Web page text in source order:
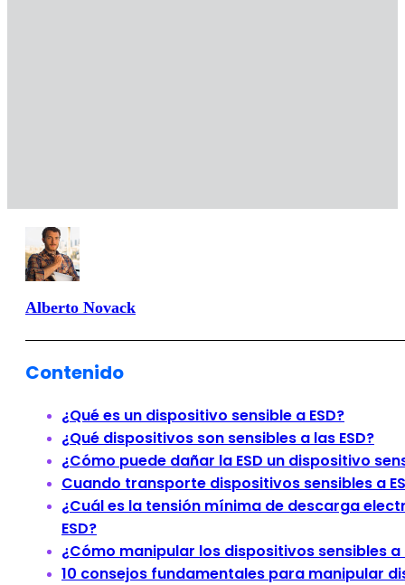
Alberto Novack
Contenido
¿Qué es un dispositivo sensible a ESD?
¿Qué dispositivos son sensibles a las ESD?
¿Cómo puede dañar la ESD un dispositivo
Cuando transporte dispositivos sensibles a
¿Cuál es la tensión mínima de descarga
ESD?
¿Cómo manipular los dispositivos sensibles a
10 consejos fundamentales para manipular